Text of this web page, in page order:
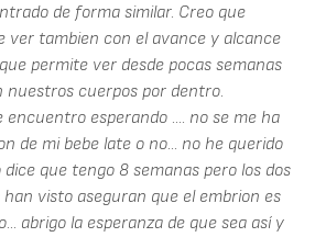
de forma similar. Creo que
ver tambien con el avance y alcance
permite ver desde pocas semanas
nuestros cuerpos por dentro.
esperando .... no se me ha
de mi bebe late o no... no he querido
dice que tengo 8 semanas pero los dos
han visto aseguran que el embrion es
abrigo la esperanza de que sea así y